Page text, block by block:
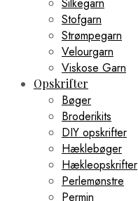
Stofgarn
Strømpegarn
Velourgarn
Viskose Garn
Opskrifter
Bøger
Broderikits
DIY opskrifter
Hæklebøger
Hækleopskrifter
Perlemønstre
Permin